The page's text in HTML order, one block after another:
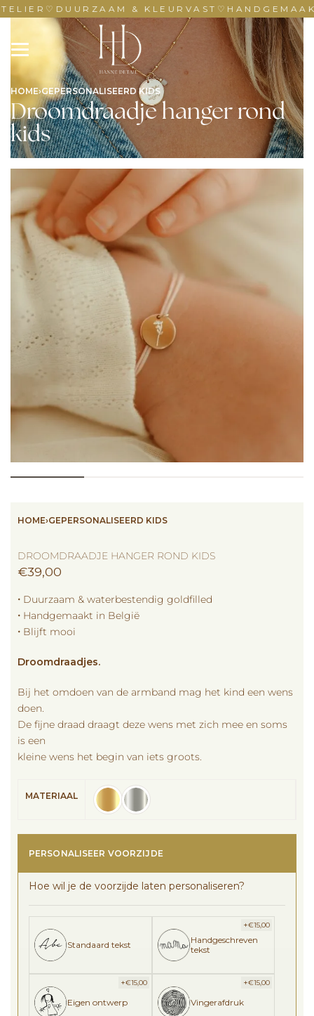
♡DUURZAAM & KLEURVAST♡
HOME›GEPERSONALISEERD KIDS
Droomdraadje hanger rond
kids
HOME›GEPERSONALISEERD KIDS
DROOMDRAADJE HANGER ROND KIDS
€39,00
🞘 Duurzaam & waterbestendig goldfilled
🞘 Handgemaakt in België
🞘 Blijft mooi
Droomdraadjes.
Bij het omdoen van de armband mag het kind een wens
doen.
De fijne draad draagt deze wens met zich mee en soms
is een
kleine wens het begin van iets groots.
MATERIAAL
PERSONALISEER VOORZIJDE
Hoe wil je de voorzijde laten personaliseren?
Standaard tekst
Handgeschreven
tekst
+€15,00
Eigen ontwerp
+€15,00
Vingerafdruk
+€15,00